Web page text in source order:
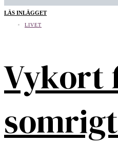
LÄS INLÄGGET
LIVET
Vykort